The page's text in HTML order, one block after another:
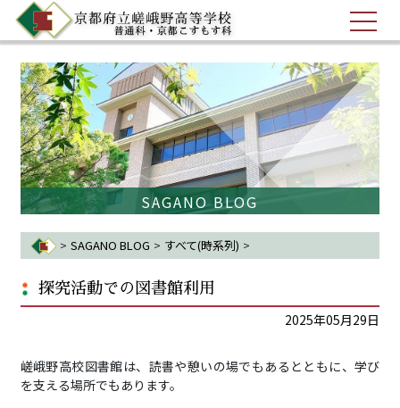
SAGANO BLOG
> SAGANO BLOG > すべて(時系列) >
探究活動での図書館利用
探究活動での図書館利用
2025年05月29日
嵯峨野高校図書館は、読書や憩いの場でもあるとともに、学び
を支える場所でもあります。